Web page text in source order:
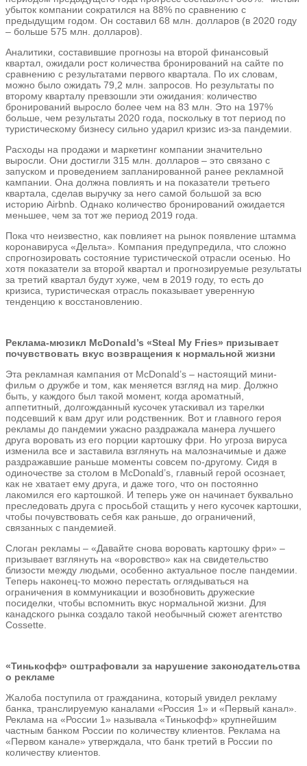
убыток компании сократился на 88% по сравнению с
предыдущим годом. Он составил 68 млн. долларов (в 2020 году
– больше 575 млн. долларов).
Аналитики, составившие прогнозы на второй финансовый
квартал, ожидали рост количества бронирований на сайте по
сравнению с результатами первого квартала. По их словам,
можно было ожидать 79,2 млн. запросов. Но результаты по
второму кварталу превзошли эти ожидания: количество
бронирований выросло более чем на 83 млн. Это на 197%
больше, чем результаты 2020 года, поскольку в тот период по
туристическому бизнесу сильно ударил кризис из-за пандемии.
Расходы на продажи и маркетинг компании значительно
выросли. Они достигли 315 млн. долларов – это связано с
запуском и проведением запланированной ранее рекламной
кампании. Она должна повлиять и на показатели третьего
квартала, сделав выручку за него самой большой за всю
историю Airbnb. Однако количество бронирований ожидается
меньшее, чем за тот же период 2019 года.
Пока что неизвестно, как повлияет на рынок появление штамма
коронавируса «Дельта». Компания предупредила, что сложно
спрогнозировать состояние туристической отрасли осенью. Но
хотя показатели за второй квартал и прогнозируемые результаты
за третий квартал будут хуже, чем в 2019 году, то есть до
кризиса, туристическая отрасль показывает уверенную
тенденцию к восстановлению.
Реклама-мюзикл McDonald’s «Steal My Fries» призывает
почувствовать вкус возвращения к нормальной жизни
Эта рекламная кампания от McDonald’s – настоящий мини-
фильм о дружбе и том, как меняется взгляд на мир. Должно
быть, у каждого был такой момент, когда ароматный,
аппетитный, долгожданный кусочек утаскивал из тарелки
подсевший к вам друг или родственник. Вот и главного героя
рекламы до пандемии ужасно раздражала манера лучшего
друга воровать из его порции картошку фри. Но угроза вируса
изменила все и заставила взглянуть на малозначимые и даже
раздражавшие раньше моменты совсем по-другому. Сидя в
одиночестве за столом в McDonald’s, главный герой осознает,
как не хватает ему друга, и даже того, что он постоянно
лакомился его картошкой. И теперь уже он начинает буквально
преследовать друга с просьбой стащить у него кусочек картошки,
чтобы почувствовать себя как раньше, до ограничений,
связанных с пандемией.
Слоган рекламы – «Давайте снова воровать картошку фри» –
призывает взглянуть на «воровство» как на свидетельство
близости между людьми, особенно актуальное после пандемии.
Теперь наконец-то можно перестать оглядываться на
ограничения в коммуникации и возобновить дружеские
посиделки, чтобы вспомнить вкус нормальной жизни. Для
канадского рынка создало такой необычный сюжет агентство
Cossette.
«Тинькофф» оштрафовали за нарушение законодательства
о рекламе
Жалоба поступила от гражданина, который увидел рекламу
банка, транслируемую каналами «Россия 1» и «Первый канал».
Реклама на «России 1» называла «Тинькофф» крупнейшим
частным банком России по количеству клиентов. Реклама на
«Первом канале» утверждала, что банк третий в России по
количеству клиентов.